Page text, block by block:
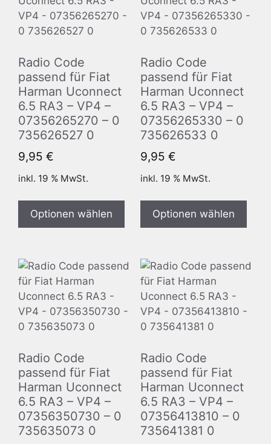
Radio Code
passend für Fiat
Harman Uconnect
6.5 RA3 – VP4 –
07356265270 – 0
735626527 0
9,95 €
inkl. 19 % MwSt.
Optionen wählen
Radio Code
passend für Fiat
Harman Uconnect
6.5 RA3 – VP4 –
07356265330 – 0
735626533 0
9,95 €
inkl. 19 % MwSt.
Optionen wählen
Radio Code
passend für Fiat
Harman Uconnect
6.5 RA3 – VP4 –
07356350730 – 0
735635073 0
Radio Code
passend für Fiat
Harman Uconnect
6.5 RA3 – VP4 –
07356413810 – 0
735641381 0